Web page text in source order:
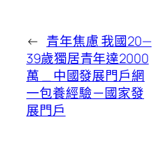
← 青年焦慮 我國20—
39歲獨居青年達2000
萬 _ 中國發展門戶網
一包養經驗－國家發
展門戶